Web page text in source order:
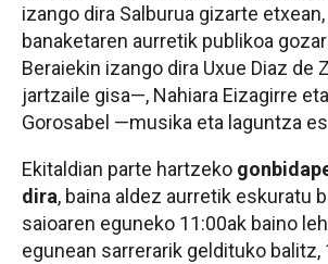
izango dira Salburua gizarte
banaketaren aurretik publikoa
Beraiekin izango dira Uxue Diaz de
jartzaile gisa—, Nahiara Eizagirre
Gorosabel —musika eta laguntza
Ekitaldian parte hartzeko
dira, baina aldez aurretik eskuratu
saioaren eguneko 11:00ak baino
egunean sarrerarik geldituko balitz,